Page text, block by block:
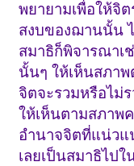
พยายามเพื่อให้จิ
สงบของฌานนั้น
สมาธิก็พิจารณาเ
นั้นๆ ให้เห็นสภาพ
จิตจะรวมหรือไม่
ให้เห็นตามสภาพ
อำนาจจิตที่แน่ว
เลยเป็นสมาธิไป